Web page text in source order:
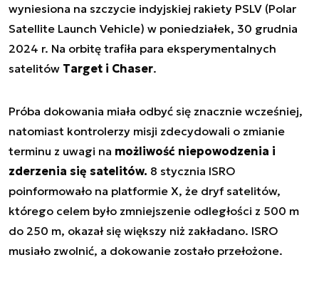
wyniesiona na szczycie indyjskiej rakiety PSLV (Polar
Satellite Launch Vehicle) w poniedziałek, 30 grudnia
2024 r. Na orbitę trafiła para eksperymentalnych
satelitów Target i Chaser.
Próba dokowania miała odbyć się znacznie wcześniej,
natomiast kontrolerzy misji zdecydowali o zmianie
terminu z uwagi na możliwość niepowodzenia i
zderzenia się satelitów. 8 stycznia ISRO
poinformowało na platformie X, że dryf satelitów,
którego celem było zmniejszenie odległości z 500 m
do 250 m, okazał się większy niż zakładano. ISRO
musiało zwolnić, a dokowanie zostało przełożone.